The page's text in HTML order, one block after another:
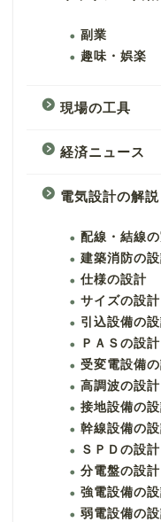
副業
趣味・娯楽
現場の工具
経済ニュース
電気設計の解説
配線・結線
建築消防の
仕様の設計
サイズの設計
引込設備の
ＰＡＳの設計
受変電設備
高調波の設計
接地設備の
幹線設備の
ＳＰＤの設計
分電盤の設計
強電設備の
弱電設備の